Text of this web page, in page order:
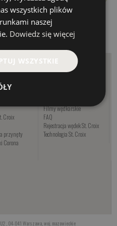
Croix
przynęty
Corona
Informacje
Kalendarz brań
Filmy wędkarskie
FAQ
Rejestracja wędek St. Croix
Technologia St. Croix
, 04-041 Warszawa, woj. mazowieckie
wszystkich plików
naszej
Dowiedz się więcej
WSZYSTKIE